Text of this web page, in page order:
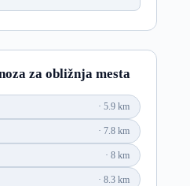
za obližnja mesta
5.9 km
7.8 km
8 km
8.3 km